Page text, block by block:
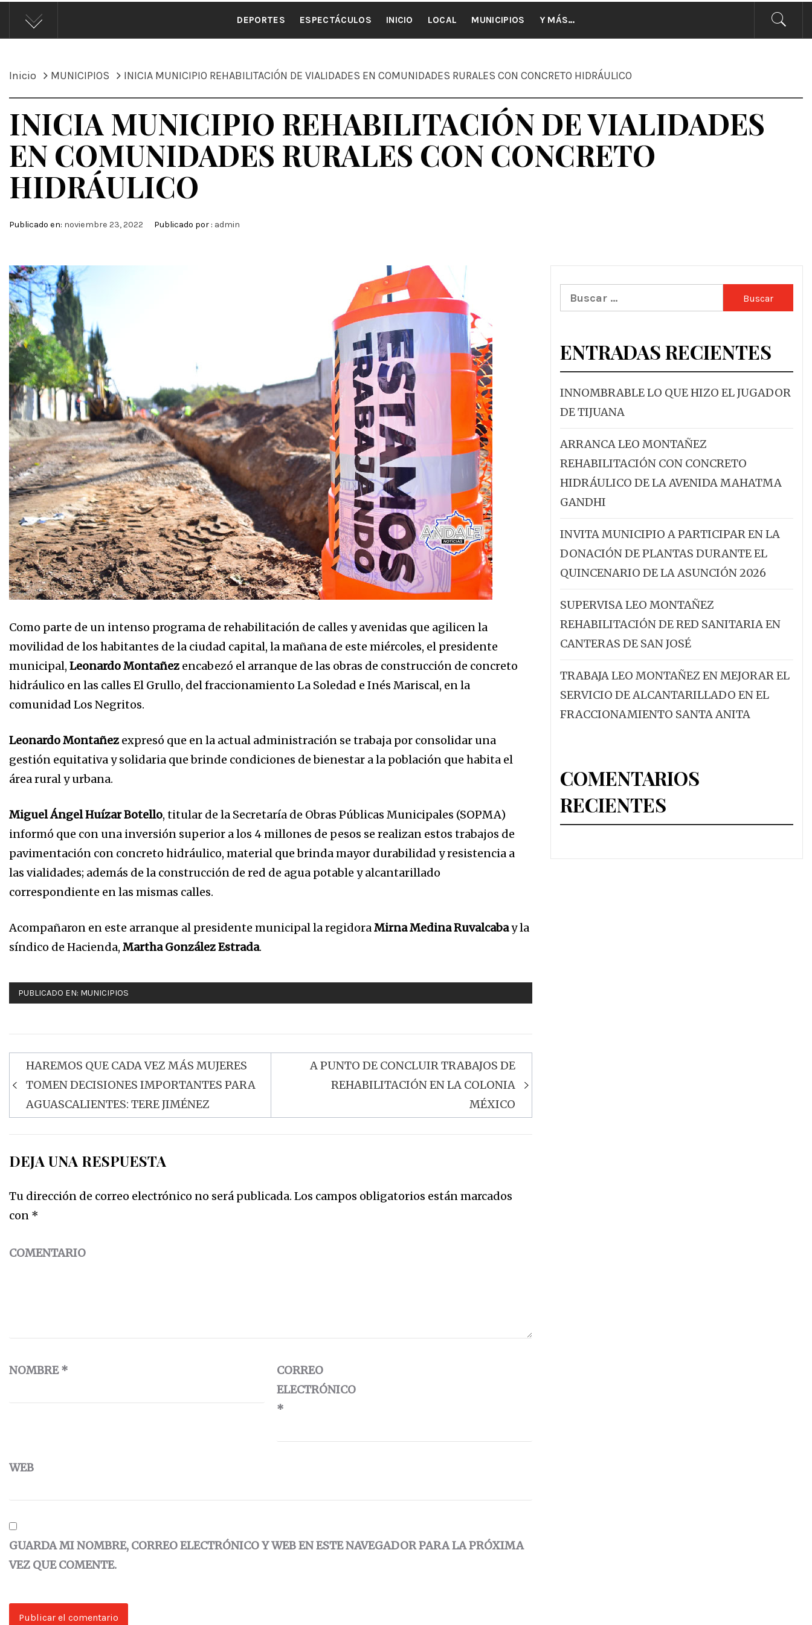
ÁNDALE NOTICIAS
DEPORTES ESPECTÁCULOS INICIO LOCAL MUNICIPIOS Y MÁS…
Inicio MUNICIPIOS INICIA MUNICIPIO REHABILITACIÓN DE VIALIDADES EN COMUNIDADES RURALES CON CONCRETO HIDRÁULICO
INICIA MUNICIPIO REHABILITACIÓN DE VIALIDADES
EN COMUNIDADES RURALES CON CONCRETO
HIDRÁULICO
Publicado en: noviembre 23, 2022 Publicado por : admin
Como parte de un intenso programa de rehabilitación de calles y avenidas que agilicen la
movilidad de los habitantes de la ciudad capital, la mañana de este miércoles, el presidente
municipal, Leonardo Montañez encabezó el arranque de las obras de construcción de concreto
hidráulico en las calles El Grullo, del fraccionamiento La Soledad e Inés Mariscal, en la
comunidad Los Negritos.
Leonardo Montañez expresó que en la actual administración se trabaja por consolidar una
gestión equitativa y solidaria que brinde condiciones de bienestar a la población que habita el
área rural y urbana.
Miguel Ángel Huízar Botello, titular de la Secretaría de Obras Públicas Municipales (SOPMA)
informó que con una inversión superior a los 4 millones de pesos se realizan estos trabajos de
pavimentación con concreto hidráulico, material que brinda mayor durabilidad y resistencia a
las vialidades; además de la construcción de red de agua potable y alcantarillado
correspondiente en las mismas calles.
Acompañaron en este arranque al presidente municipal la regidoraMirna Medina Ruvalcabay la
síndico de Hacienda, Martha González Estrada.
PUBLICADO EN: MUNICIPIOS
Navegación
de
entradas
HAREMOS QUE CADA VEZ MÁS MUJERES
TOMEN DECISIONES IMPORTANTES PARA
AGUASCALIENTES: TERE JIMÉNEZ
A PUNTO DE CONCLUIR TRABAJOS DE
REHABILITACIÓN EN LA COLONIA
MÉXICO
DEJA UNA RESPUESTA
Tu dirección de correo electrónico no será publicada. Los campos obligatorios están marcados
con *
COMENTARIO
NOMBRE*
CORREO
ELECTRÓNICO
*
WEB
GUARDA MI NOMBRE, CORREO ELECTRÓNICO Y WEB EN ESTE NAVEGADOR PARA LA PRÓXIMA
VEZ QUE COMENTE.
Buscar:
ENTRADAS RECIENTES
INNOMBRABLE LO QUE HIZO EL JUGADOR
DE TIJUANA
ARRANCA LEO MONTAÑEZ
REHABILITACIÓN CON CONCRETO
HIDRÁULICO DE LA AVENIDA MAHATMA
GANDHI
INVITA MUNICIPIO A PARTICIPAR EN LA
DONACIÓN DE PLANTAS DURANTE EL
QUINCENARIO DE LA ASUNCIÓN 2026
SUPERVISA LEO MONTAÑEZ
REHABILITACIÓN DE RED SANITARIA EN
CANTERAS DE SAN JOSÉ
TRABAJA LEO MONTAÑEZ EN MEJORAR EL
SERVICIO DE ALCANTARILLADO EN EL
FRACCIONAMIENTO SANTA ANITA
COMENTARIOS
RECIENTES